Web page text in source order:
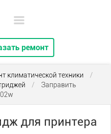
ремонт
климатической техники
/
/
Заправить
для принтера